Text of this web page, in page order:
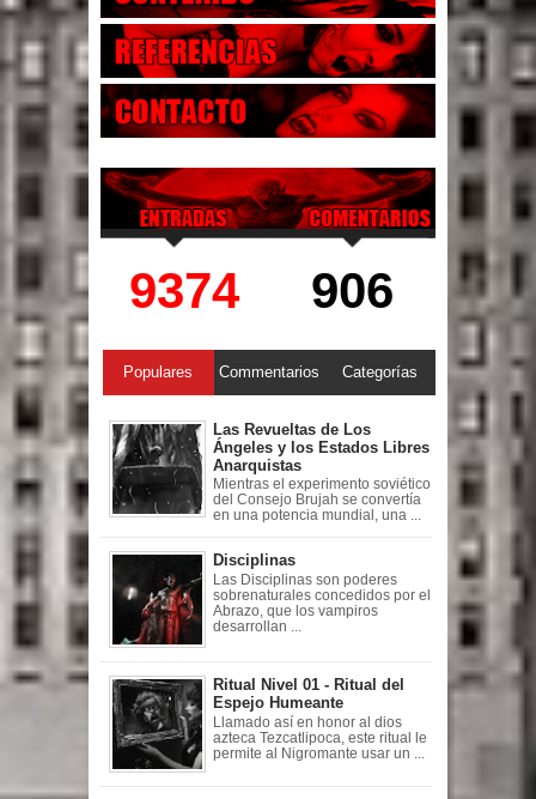
9374 906
Populares Commentarios Categorías
Las Revueltas de Los
Ángeles y los Estados Libres
Anarquistas
Mientras el experimento soviético
del Consejo Brujah se convertía
en una potencia mundial, una ...
Disciplinas
Las Disciplinas son poderes
sobrenaturales concedidos por el
Abrazo, que los vampiros
desarrollan ...
Ritual Nivel 01 - Ritual del
Espejo Humeante
Llamado así en honor al dios
azteca Tezcatlipoca, este ritual le
permite al Nigromante usar un ...